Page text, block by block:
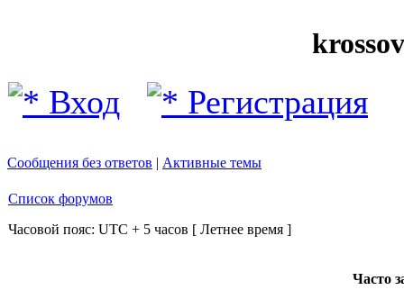
Вход Регистрация
Сообщения без ответов | Активные темы
Список форумов
Часовой пояс: UTC + 5 часов [ Летнее время ]
Часто